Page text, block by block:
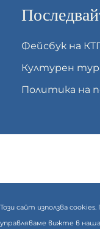
Фейсбук на
Културен
Политика на
Този сайт използва
управляваме вижте в